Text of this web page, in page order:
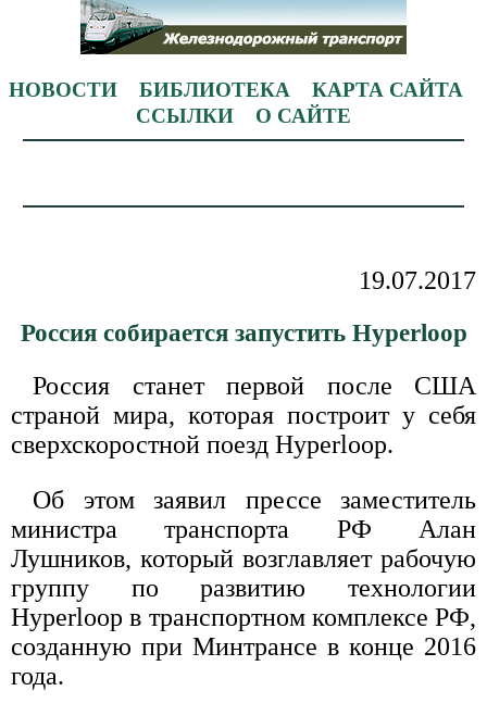
НОВОСТИ БИБЛИОТЕКА
КАРТА САЙТА
ССЫЛКИ
О САЙТЕ
19.07.2017
Россия собирается запустить Hyperloop
Россия станет первой после США
страной мира, которая построит у себя
сверхскоростной поезд Hyperloop.
Об этом заявил прессе заместитель
министра транспорта РФ Алан
Лушников, который возглавляет рабочую
группу по развитию технологии
Hyperloop в транспортном комплексе РФ,
созданную при Минтрансе в конце 2016
года.